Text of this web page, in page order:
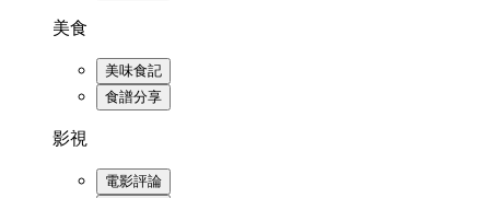
美食
美味食記
食譜分享
影視
電影評論